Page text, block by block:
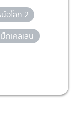
อโลก 2
กเคลเลน